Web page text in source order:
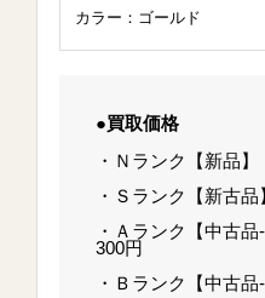
カラー：ゴールド
●買取価格
・Ｎランク【新品】
・Ｓランク【新古品
・Ａランク【中古
300円
・Ｂランク【中古